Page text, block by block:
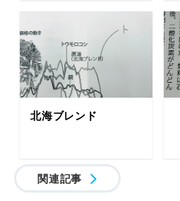
北海ブレンド
関連記事